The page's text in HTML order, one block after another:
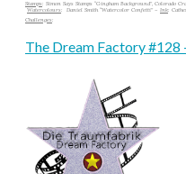
Stamps: Simon Says Stamps “Gingham Background”, Colorado
Watercolours: Daniel Smith “Watercolor Confetti” – Ink:
Challenges:
The Dream Factory #128